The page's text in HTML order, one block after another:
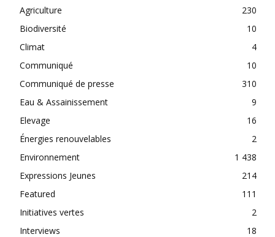
Agriculture
230
Biodiversité
10
Climat
4
Communiqué
10
Communiqué de presse
310
Eau & Assainissement
9
Elevage
16
Énergies renouvelables
2
Environnement
1 438
Expressions Jeunes
214
Featured
111
Initiatives vertes
2
Interviews
18